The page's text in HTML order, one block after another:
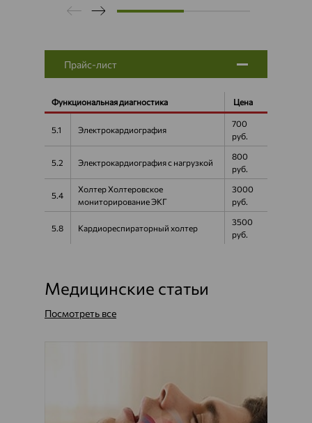
Прайс-лист
Функциональная диагностика Цена
5.1 Электрокардиография
700
руб.
5.2 Электрокардиография с нагрузкой
800
руб.
5.4
Холтер Холтеровское
мониторирование ЭКГ
3000
руб.
5.8 Кардиореспираторный холтер
3500
руб.
Медицинские статьи
Посмотреть все